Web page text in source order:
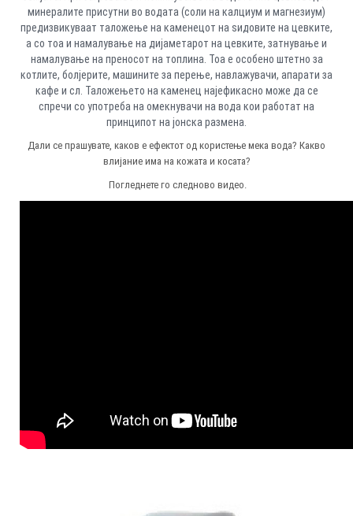
минералите присутни во водата (соли на калциум и магнезиум)
предизвикуваат таложење на каменецот на ѕидовите на цевките,
а со тоа и намалување на дијаметарот на цевките, затнување и
намалување на преносот на топлина. Тоа е особено штетно за
котлите, болјерите, машините за перење, навлажувачи, апарати за
кафе и сл. Таложењето на каменец најефикасно може да се
спречи со употреба на омекнувачи на вода кои работат на
принципот на јонска размена.
Дали се прашувате, каков е ефектот од користење мека вода? Какво
влијание има на кожата и косата?
Погледнете го следново видео.